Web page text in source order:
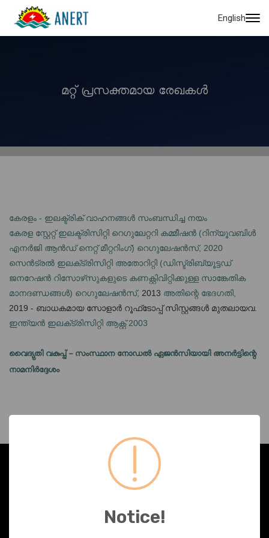
English
മറ്റ് പ്രസക്തമായ രേഖകൾ
കേരളം - ഇലക്ട്രിക് വാഹനങ്ങൾ സംബന്ധിച്ച നയം
കേരള സ്റ്റേറ്റ് ഇലക്ട്രിസിറ്റി റെഗുലേറ്ററി കമ്മീഷൻ (റിന്യൂവബിൾ
എനർജി ആൻഡ് നെറ്റ് മീറ്ററിംഗ്) റെഗുലേഷൻസ്, 2020
സെൻട്രൽ ഇലക്‌ട്രിസിറ്റി അതോറിറ്റി (ഡിസ്ട്രിബ്യൂട്ടഡ്
ജനറേഷൻ റിസോഴ്‌സുകളുടെ കണക്റ്റിവിറ്റിക്കുള്ള സാങ്കേതിക
മാനദണ്ഡങ്ങൾ) റെഗുലേഷൻസ്, 2013 അതിന്റെ ഭേദഗതി,
2019 - ബാധകമായ സോളാർ റൂഫ്‌ടോപ്പ് സിസ്റ്റങ്ങൾ മുതലായവ.
ഇന്ത്യൻ ഇലക്‌ട്രിസിറ്റി ആക്റ്റ് 2003
വൈദ്യുതി വകുപ്പ് - സംസ്ഥാന നോഡൽ ഏജൻസിയായി അനർട്ടിന്റെ
നാമനിർദ്ദേശം
Notice!